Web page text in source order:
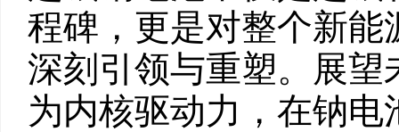
程碑，更是对整个新
深刻引领与重塑。展
为内核驱动力，在钠